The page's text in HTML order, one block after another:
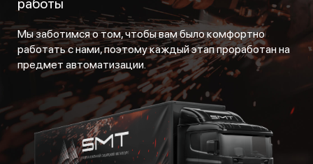
работы
Мы заботимся о том, чтобы вам было комфортно
работать с нами, поэтому каждый этап проработан на
предмет автоматизации.